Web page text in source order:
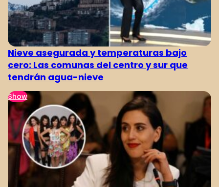
Nieve asegurada y temperaturas bajo
cero: Las comunas del centro y sur que
tendrán agua-nieve
Show